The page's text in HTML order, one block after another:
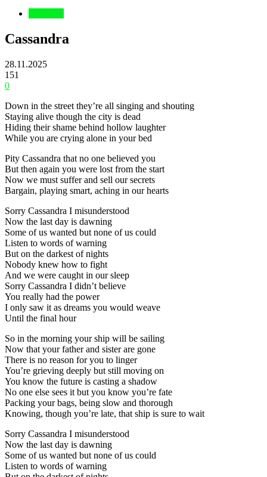
Cassandra
28.11.2025
151
0
Down in the street they’re all singing and shouting
Staying alive though the city is dead
Hiding their shame behind hollow laughter
While you are crying alone in your bed
Pity Cassandra that no one believed you
But then again you were lost from the start
Now we must suffer and sell our secrets
Bargain, playing smart, aching in our hearts
Sorry Cassandra I misunderstood
Now the last day is dawning
Some of us wanted but none of us could
Listen to words of warning
But on the darkest of nights
Nobody knew how to fight
And we were caught in our sleep
Sorry Cassandra I didn’t believe
You really had the power
I only saw it as dreams you would weave
Until the final hour
So in the morning your ship will be sailing
Now that your father and sister are gone
There is no reason for you to linger
You’re grieving deeply but still moving on
You know the future is casting a shadow
No one else sees it but you know you’re fate
Packing your bags, being slow and thorough
Knowing, though you’re late, that ship is sure to wait
Sorry Cassandra I misunderstood
Now the last day is dawning
Some of us wanted but none of us could
Listen to words of warning